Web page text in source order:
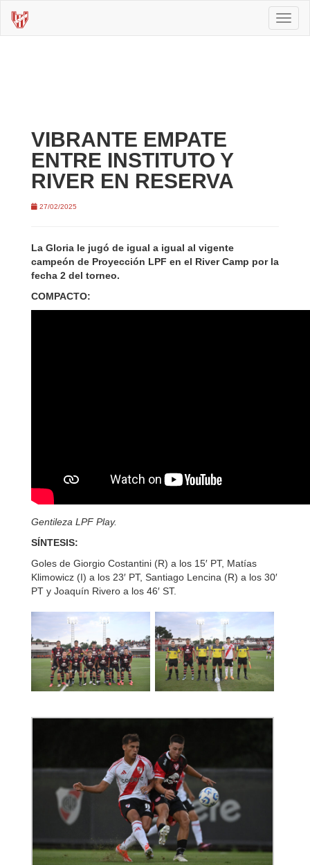
VIBRANTE EMPATE
ENTRE INSTITUTO Y
RIVER EN RESERVA
27/02/2025
La Gloria le jugó de igual a igual al vigente
campeón de Proyección LPF en el River Camp por la
fecha 2 del torneo.
COMPACTO:
Gentileza LPF Play.
SÍNTESIS:
Goles de Giorgio Costantini (R) a los 15′ PT, Matías
Klimowicz (I) a los 23′ PT, Santiago Lencina (R) a los 30′
PT y Joaquín Rivero a los 46′ ST.